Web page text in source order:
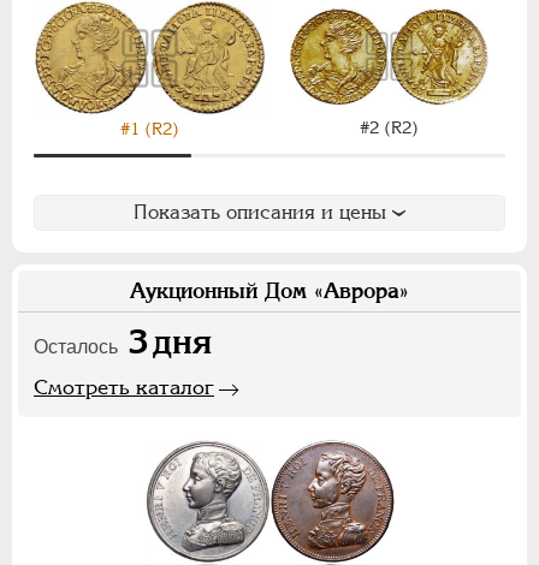
#1 (R2) #2 (R2)
Показать описания и цены
Аукционный Дом «Аврора»
Осталось 3дня
Смотреть каталог
ИНОСТРАННЫЕ 1768-1918